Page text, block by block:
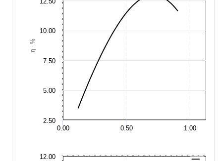
η - %
0.00 0.50 1.00
5.00
10.00
2.50
7.50
12.00